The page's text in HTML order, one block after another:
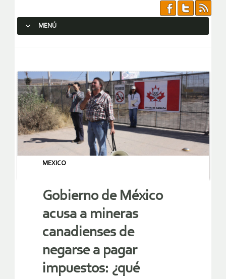
MENÚ
MEXICO
Gobierno de México
acusa a mineras
canadienses de
negarse a pagar
impuestos: ¿qué